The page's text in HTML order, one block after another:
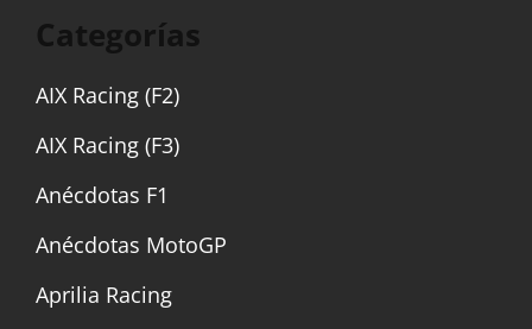
Categorías
AIX Racing (F2)
AIX Racing (F3)
Anécdotas F1
Anécdotas MotoGP
Aprilia Racing